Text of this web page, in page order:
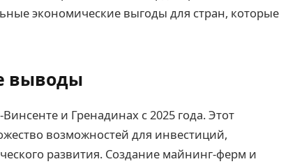
экономические выгоды для стран, которые
выводы
и Гренадинах с 2025 года. Этот
возможностей для инвестиций,
развития. Создание майнинг-ферм и